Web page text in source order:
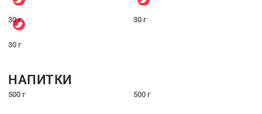
30 г 30 г
30 г
НАПИТКИ
500 г 500 г